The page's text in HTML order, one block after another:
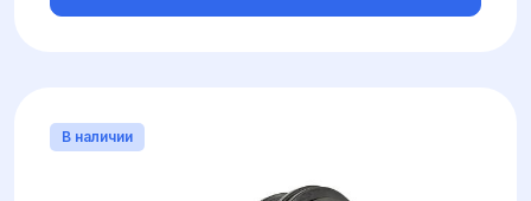
В наличии